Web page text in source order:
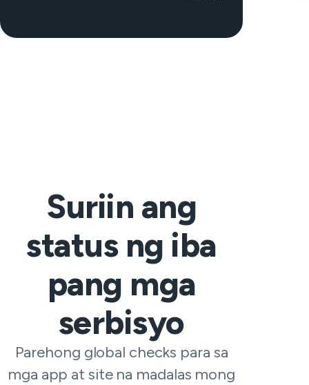
Suriin ang
status ng iba
pang mga
serbisyo
Parehong global checks para sa
mga app at site na madalas mong